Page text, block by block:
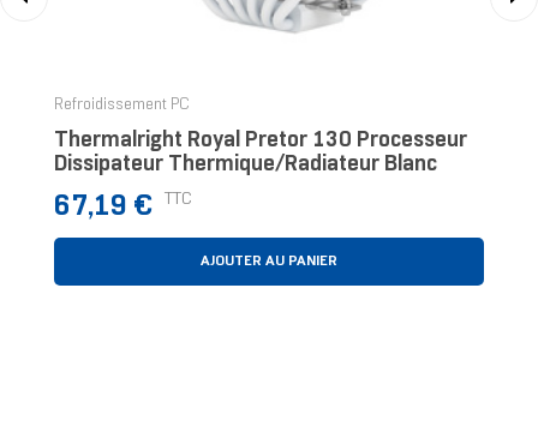
Refroidissement PC
Thermalright Royal Pretor 130 Processeur
Dissipateur Thermique/Radiateur Blanc
Prix
67,19 € TTC
AJOUTER AU PANIER